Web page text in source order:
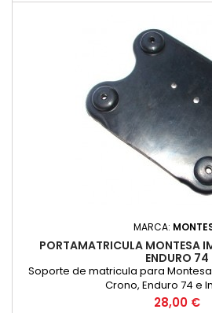
MARCA:
PORTAMATRICULA MONTESA
ENDURO 74
Soporte de matricula para
Crono, Enduro 74 e
Precio
28,00 €